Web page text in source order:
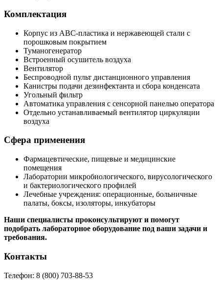
Комплектация
Корпус из АВС-пластика и нержавеющей стали с
порошковым покрытием
Туманогенератор
Встроенный осушитель воздуха
Вентилятор
Беспроводной пульт дистанционного управления
Канистры подачи дезинфектанта и сбора конденсата
Угольный фильтр
Автоматика управления с сенсорной панелью оператора
Отдельно устанавливаемый вентилятор циркуляции
воздуха
Сфера применения
Фармацевтические, пищевые и медицинские
помещения
Лаборатории микробиологического, вирусологического
и бактериологического профилей
Лечебные учреждения: операционные, больничные
палаты, боксы, изоляторы, инкубаторы
Наши специалисты проконсультируют и помогут
подобрать лабораторное оборудование под ваши задачи и
требования.
Контакты
Телефон: 8 (800) 703-88-53